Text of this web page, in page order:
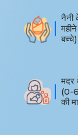
नैनी
बच्चे)
मदर
(0-6
की